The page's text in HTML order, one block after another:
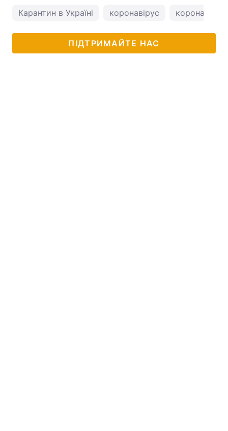
Карантин в Україні коронавірус коронавірус
ПІДТРИМАЙТЕ НАС